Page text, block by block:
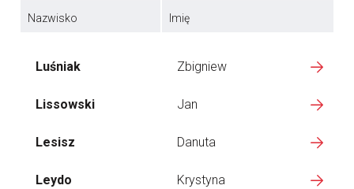
Nazwisko Imię
Luśniak Zbigniew
Lissowski Jan
Lesisz Danuta
Leydo Krystyna